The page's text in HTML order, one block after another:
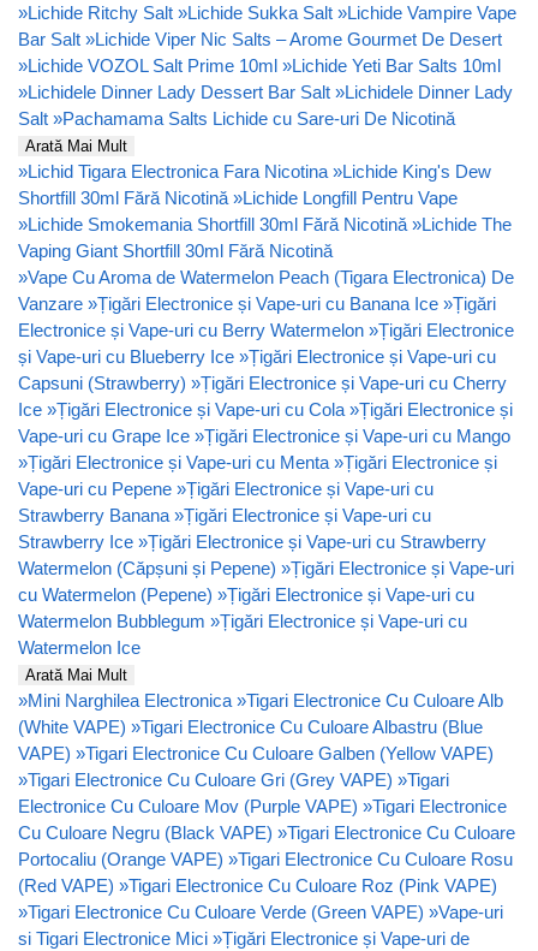
»Lichide Ritchy Salt »Lichide Sukka Salt »Lichide Vampire Vape
Bar Salt »Lichide Viper Nic Salts – Arome Gourmet De Desert
»Lichide VOZOL Salt Prime 10ml »Lichide Yeti Bar Salts 10ml
»Lichidele Dinner Lady Dessert Bar Salt »Lichidele Dinner Lady
Salt »Pachamama Salts Lichide cu Sare-uri De Nicotină
Arată Mai Mult
»Lichid Tigara Electronica Fara Nicotina »Lichide King's Dew
Shortfill 30ml Fără Nicotină »Lichide Longfill Pentru Vape
»Lichide Smokemania Shortfill 30ml Fără Nicotină »Lichide The
Vaping Giant Shortfill 30ml Fără Nicotină
»Vape Cu Aroma de Watermelon Peach (Tigara Electronica) De
Vanzare »Țigări Electronice și Vape-uri cu Banana Ice »Țigări
Electronice și Vape-uri cu Berry Watermelon »Țigări Electronice
și Vape-uri cu Blueberry Ice »Țigări Electronice și Vape-uri cu
Capsuni (Strawberry) »Țigări Electronice și Vape-uri cu Cherry
Ice »Țigări Electronice și Vape-uri cu Cola »Țigări Electronice și
Vape-uri cu Grape Ice »Țigări Electronice și Vape-uri cu Mango
»Țigări Electronice și Vape-uri cu Menta »Țigări Electronice și
Vape-uri cu Pepene »Țigări Electronice și Vape-uri cu
Strawberry Banana »Țigări Electronice și Vape-uri cu
Strawberry Ice »Țigări Electronice și Vape-uri cu Strawberry
Watermelon (Căpșuni și Pepene) »Țigări Electronice și Vape-uri
cu Watermelon (Pepene) »Țigări Electronice și Vape-uri cu
Watermelon Bubblegum »Țigări Electronice și Vape-uri cu
Watermelon Ice
Arată Mai Mult
»Mini Narghilea Electronica »Tigari Electronice Cu Culoare Alb
(White VAPE) »Tigari Electronice Cu Culoare Albastru (Blue
VAPE) »Tigari Electronice Cu Culoare Galben (Yellow VAPE)
»Tigari Electronice Cu Culoare Gri (Grey VAPE) »Tigari
Electronice Cu Culoare Mov (Purple VAPE) »Tigari Electronice
Cu Culoare Negru (Black VAPE) »Tigari Electronice Cu Culoare
Portocaliu (Orange VAPE) »Tigari Electronice Cu Culoare Rosu
(Red VAPE) »Tigari Electronice Cu Culoare Roz (Pink VAPE)
»Tigari Electronice Cu Culoare Verde (Green VAPE) »Vape-uri
si Tigari Electronice Mici »Țigări Electronice și Vape-uri de